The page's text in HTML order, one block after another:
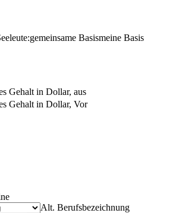
gemeinsame Basismeine Basis
Gehalt in Dollar, aus
Gehalt in Dollar, Vor
Alt. Berufsbezeichnung